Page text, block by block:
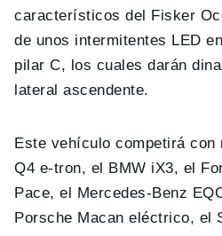
característicos del Fisker
de unos intermitentes LED
pilar C, los cuales darán
lateral ascendente.
Este vehículo competirá con
Q4 e-tron, el BMW iX3, el
Pace, el Mercedes-Benz
Porsche Macan eléctrico, el